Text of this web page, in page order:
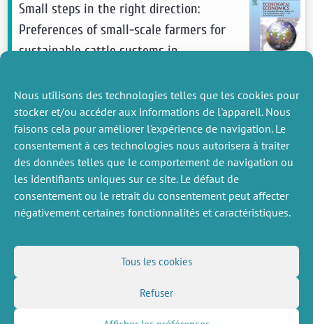
Nous utilisons des technologies telles que les cookies pour
stocker et/ou accéder aux informations de l'appareil. Nous
faisons cela pour améliorer l'expérience de navigation. Le
consentement à ces technologies nous autorisera à traiter
des données telles que le comportement de navigation ou
les identifiants uniques sur ce site. Le défaut de
consentement ou le retrait du consentement peut affecter
négativement certaines fonctionnalités et caractéristiques.
Tous les cookies
Refuser
Small steps in the right direction:
Preferences of small-scale farmers for
sustainable cattle systems in
Posada-Borrero Catalina, Ezzine-De-Blas
Driss,Lavaine Emmanuelle,Roussel Sébastien
2026
Ecological Economics
voir plus
Intranet
NOUS SUIVRE